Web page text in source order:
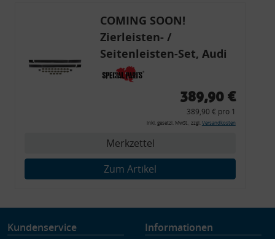
COMING SOON!
Zierleisten- /
Seitenleisten-Set, Audi
80 Cabrio, Coupe, S2, (6x
Zierleiste, 2x Kappe,
Montagewerkzeug)
389,90 €
389,90 € pro 1
inkl. gesetzl. MwSt., zzgl. Versandkosten
Merkzettel
Zum Artikel
Kundenservice Informationen